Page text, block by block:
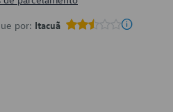
por: Itacuã